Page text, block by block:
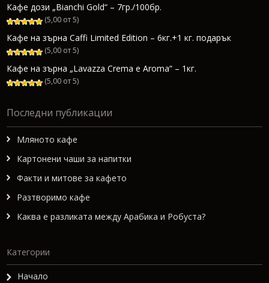
Кафе дози „Bianchi Gold“ – 7гр./100бр.
(5,00 от 5)
Кафе на зърна Caffi Limited Edition – 6кг.+1 кг. подарък
(5,00 от 5)
Кафе на зърна „Lavazza Crema e Aroma“ – 1кг.
(5,00 от 5)
Последни публикации
Мляното кафе
Картонени чаши за напитки
Факти и митове за кафето
Разтворимо кафе
Каква е разликата между Арабика и Робуста?
Категории
Начало